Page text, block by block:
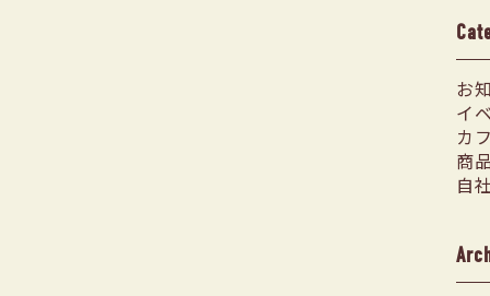
お
イ
カ
商
自